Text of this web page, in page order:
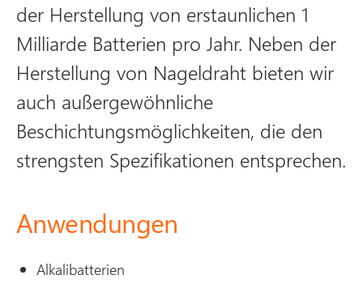
der Herstellung von erstaunlichen 1
Milliarde Batterien pro Jahr. Neben der
Herstellung von Nageldraht bieten wir
auch außergewöhnliche
Beschichtungsmöglichkeiten, die den
strengsten Spezifikationen entsprechen.
Anwendungen
Alkalibatterien